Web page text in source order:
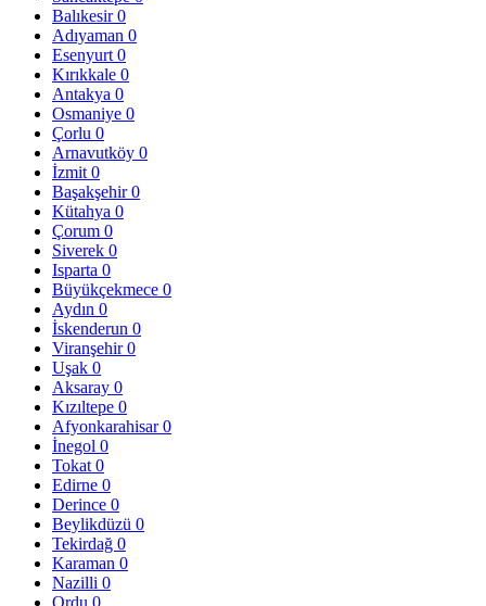
Balıkesir0
Adıyaman 0
Esenyurt 0
Kırıkkale 0
Antakya 0
Osmaniye 0
Çorlu 0
Arnavutköy 0
İzmit 0
Başakşehir0
Kütahya 0
Çorum 0
Siverek 0
Isparta 0
Büyükçekmece 0
Aydın 0
İskenderun 0
Viranşehir0
Uşak 0
Aksaray 0
Kızıltepe 0
Afyonkarahisar0
İnegol 0
Tokat 0
Edirne 0
Derince 0
Beylikdüzü 0
Tekirdağ 0
Karaman 0
Nazilli 0
Ordu 0